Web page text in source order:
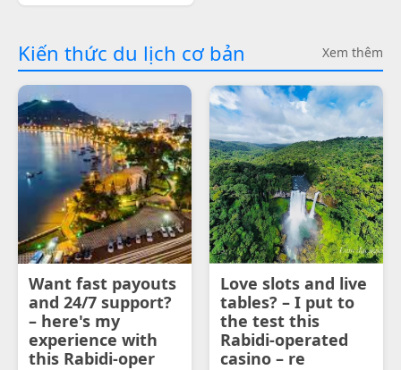
Kiến thức du lịch cơ bản Xem thêm
Want fast payouts
and 24/7 support?
– here's my
experience with
this Rabidi-oper
Love slots and live
tables? – I put to
the test this
Rabidi-operated
casino – re